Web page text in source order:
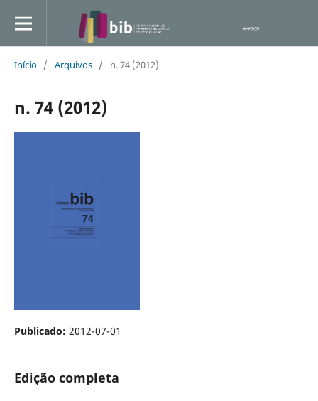
Início / Arquivos / n. 74 (2012)
n. 74 (2012)
Publicado: 2012-07-01
Edição completa